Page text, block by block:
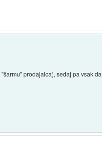
prodajalca), sedaj pa vsak